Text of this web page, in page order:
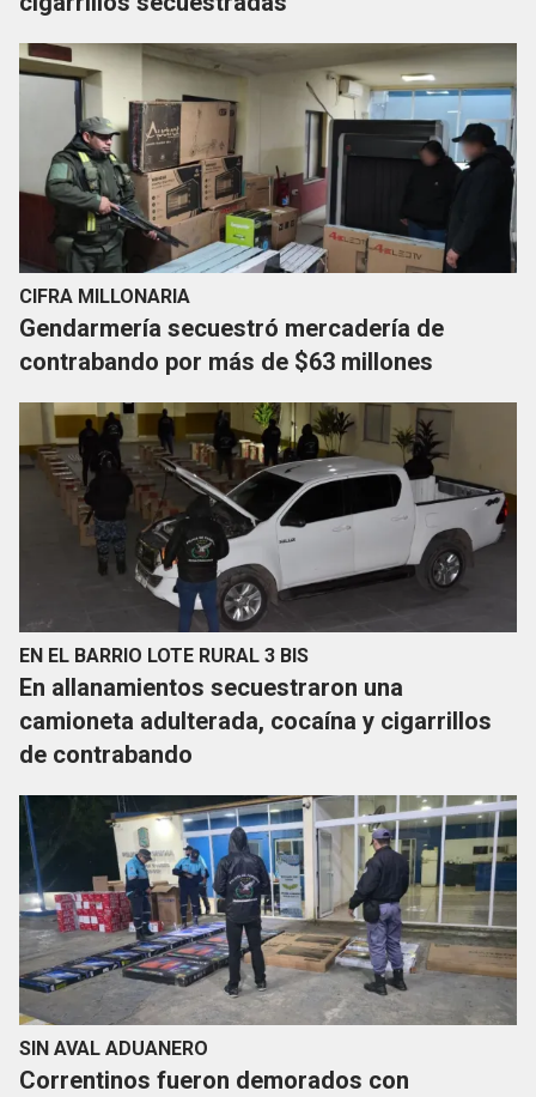
CIFRA MILLONARIA
Gendarmería secuestró mercadería de
contrabando por más de $63 millones
EN EL BARRIO LOTE RURAL 3 BIS
En allanamientos secuestraron una
camioneta adulterada, cocaína y cigarrillos
de contrabando
SIN AVAL ADUANERO
Correntinos fueron demorados con